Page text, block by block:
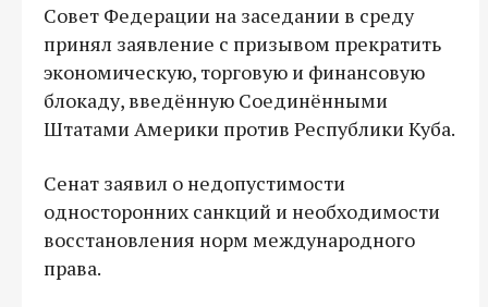
Совет Федерации на заседании в среду
принял заявление с призывом прекратить
экономическую, торговую и финансовую
блокаду, введённую Соединёнными
Штатами Америки против Республики Куба.
Сенат заявил о недопустимости
односторонних санкций и необходимости
восстановления норм международного
права.